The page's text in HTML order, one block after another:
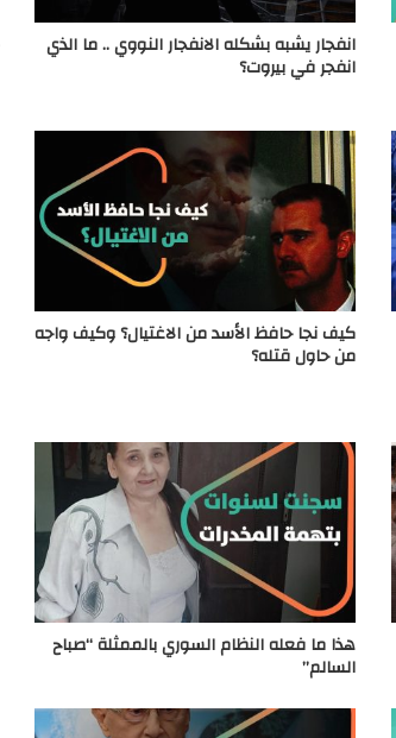
انفجار يشبه بشكله الانفجار النووي .. ما الذي
انفجر في بيروت؟
كيف نجا حافظ الأسد من الاغتيال؟ وكيف واجه
من حاول قتله؟
هذا ما فعله النظام السوري بالممثلة “صباح
السالم”